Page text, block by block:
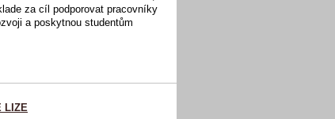
za cíl podporovat pracovníky
a poskytnou studentům
LIZE